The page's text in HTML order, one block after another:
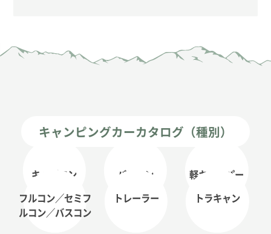
キャンピングカーカタログ（種別）
キャブコン バンコン
軽キャンパー
フルコン／セミフ
ルコン／バスコン
トレーラー トラキャン